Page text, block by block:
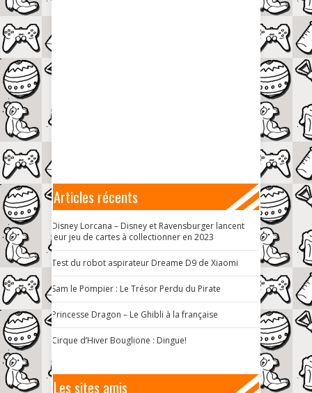
Articles récents
Disney Lorcana – Disney et Ravensburger lancent
leur jeu de cartes à collectionner en 2023
Test du robot aspirateur Dreame D9 de Xiaomi
Sam le Pompier : Le Trésor Perdu du Pirate
Princesse Dragon – Le Ghibli à la française
Cirque d’Hiver Bouglione : Dingue!
Les sites amis